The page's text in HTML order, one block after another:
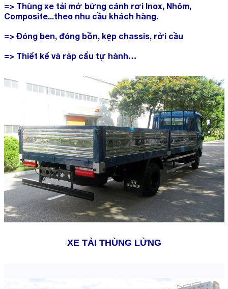
=> Thùng xe tải mở bửng cánh rơi Inox, Nhôm,
Composite...theo nhu cầu khách hàng.
=> Đóng ben, đóng bồn, kẹp chassis, rời cầu
=> Thiết kế và ráp cẩu tự hành…
XE TẢI THÙNG LỬNG